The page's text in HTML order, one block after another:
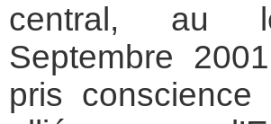
central, au
Septembre
pris conscience